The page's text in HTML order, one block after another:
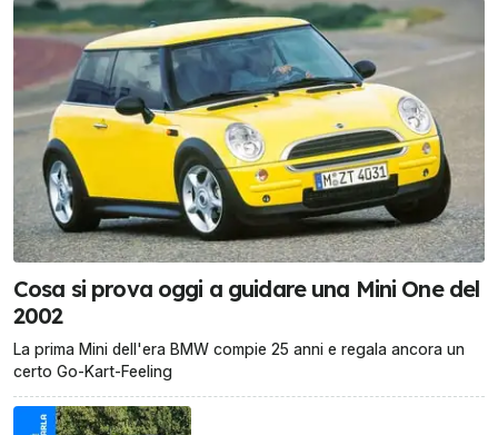
Cosa si prova oggi a guidare una Mini One del
2002
La prima Mini dell'era BMW compie 25 anni e regala ancora un
certo Go-Kart-Feeling